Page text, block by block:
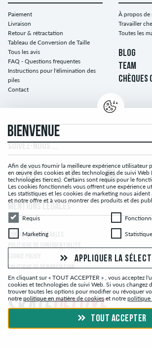
Paiement
Livraison
Retour & rétractation
Tableau de Conversion de Taille
Tous les avis
FAQ - Questions frequentes
Instructions pour l'élimination des
piles
Contact
À propos de
Travailler
Toutes les
BLOG
TEAM
CHÈQUES
CONDITIONS GÉNÉRALES
POLITIQUE DE DÉNONCIATION
© skatedeluxe.ch Skateshop 2026
BIENVENUE
Afin de vous fournir la meilleure expérience utilisateur
en œuvre des cookies et des technologies de suivi Web
technologies tierces). Certains sont requis pour le
Les cookies fonctionnels vous offrent une expérience
Les statistiques et les cookies de marketing nous aident
et notre offre et à vous montrer des produits et des
RequisRequis Fonctionnel
MarketingMarketing Statistiques
APPLIQUER LA
En cliquant sur « TOUT ACCEPTER » , vous acceptez
cookies et technologies de suivi Web. Si vous changez
trouver toutes les options pour modifier ou révoquer
notre politique en matière de cookieset notre politique
TOUT ACCEPTER